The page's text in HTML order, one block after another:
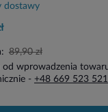
dostawy
89,90 zł
od wprowadzenia
- +48 669 523 521